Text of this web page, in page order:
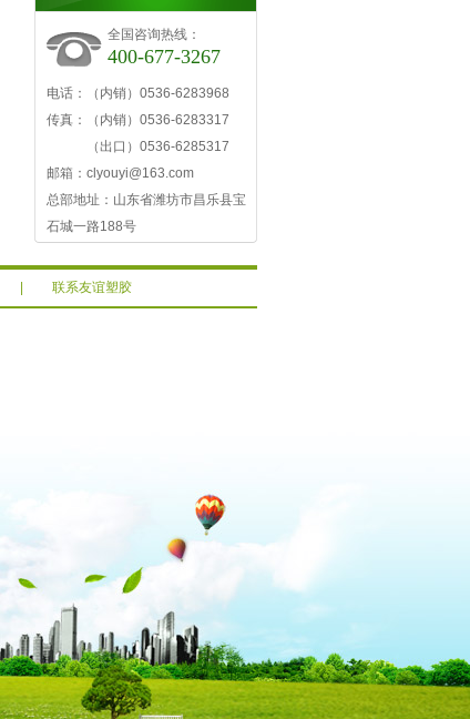
全国咨询热线：
400-677-3267
电话：（内销）0536-6283968
传真：（内销）0536-6283317
（出口）0536-6285317
邮箱：clyouyi@163.com
总部地址：山东省潍坊市昌乐县宝
石城一路188号
联系友谊塑胶